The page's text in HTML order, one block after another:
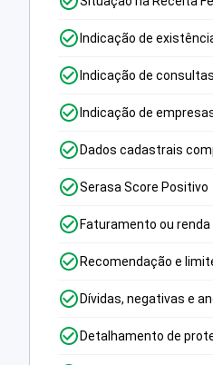
Indicação de
Indicação de
Indicação de
Dados cadastrais
Serasa Score Positivo
Faturamento ou
Recomendação e
Dívidas, negativas e
Detalhamento de